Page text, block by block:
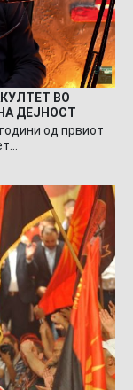
ВО
ДЕЈНОСТ
од првиот